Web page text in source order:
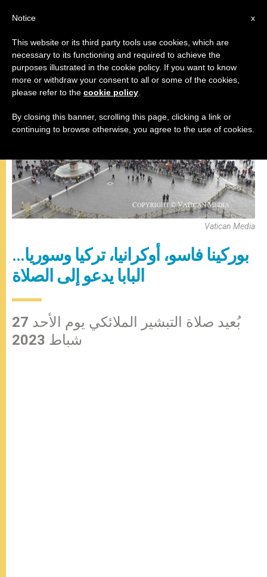
البابا فرنسيس ,صلاة التبشير الملائكي
Vatican Media
بوركينا فاسو، أوكرانيا، تركيا وسوريا…
البابا يدعو إلى الصلاة
بُعيد صلاة التبشير الملائكي يوم الأحد 27
شباط 2023
x
Notice
This website or its third party tools use cookies, which are
necessary to its functioning and required to achieve the
purposes illustrated in the cookie policy. If you want to know
more or withdraw your consent to all or some of the cookies,
please refer to the cookie policy
By closing this banner, scrolling this page, clicking a link or
continuing to browse otherwise, you agree to the use of cookies.